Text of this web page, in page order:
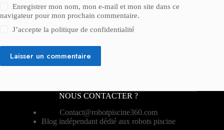
Enregistrer mon nom, mon e-mail et mon site dans ce
navigateur pour mon prochain commentaire.
J’accepte lapolitique de confidentialité
Laisser un commentaire
NOUS CONTACTER ?
Contact@robotpiscine360.com
Blog indépendant dédié aux robots piscine